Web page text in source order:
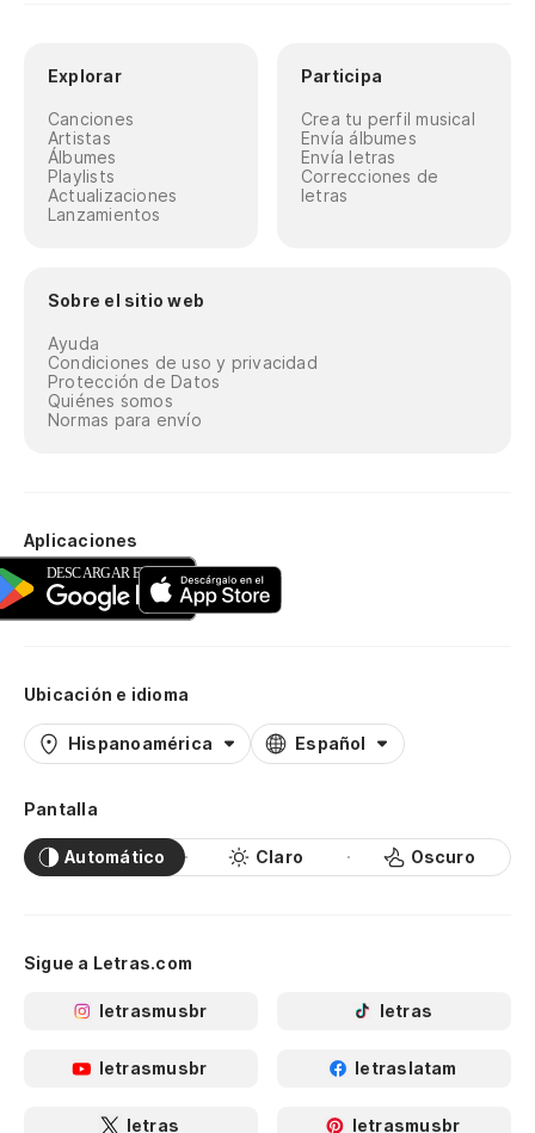
Explorar
Canciones
Artistas
Álbumes
Playlists
Actualizaciones
Lanzamientos
Participa
Crea tu perfil musical
Envía álbumes
Envía letras
Correcciones de
letras
Sobre el sitio web
Ayuda
Condiciones de uso y privacidad
Protección de Datos
Quiénes somos
Normas para envío
Aplicaciones
Ubicación e idioma
Hispanoamérica Español
Pantalla
Automático Claro Oscuro
Sigue a Letras.com
letrasmusbr letras
letrasmusbr letraslatam
letras letrasmusbr